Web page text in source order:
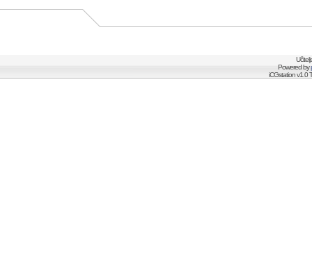
Powered by
iCGstation v1.0